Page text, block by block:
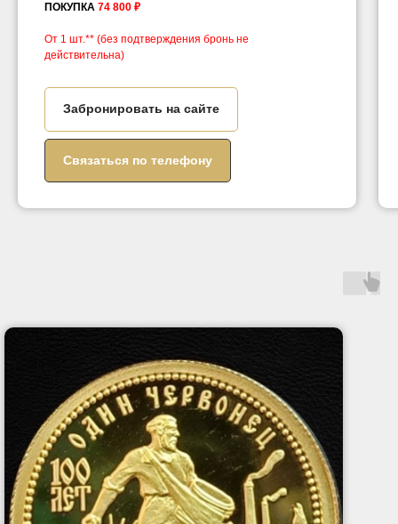
ПОКУПКА 74 800 ₽
От 1 шт.** (без подтверждения бронь не
действительна)
Забронировать на сайте
Связаться по телефону